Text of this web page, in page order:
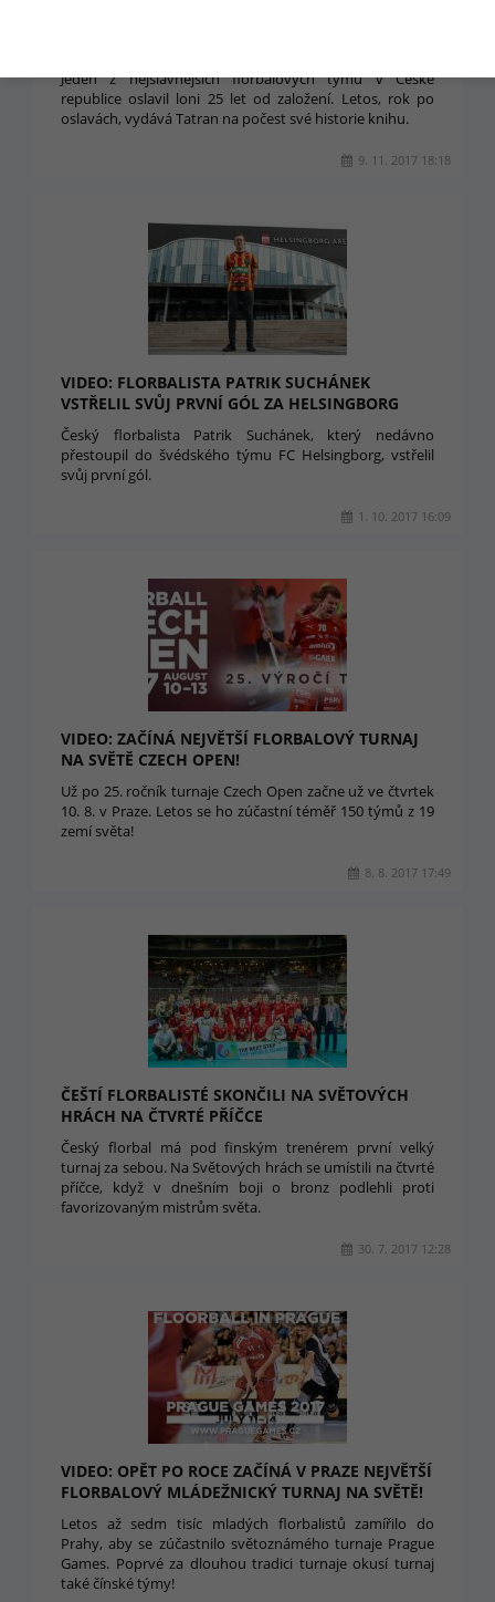
Jeden z nejslavnějších florbalových týmů v České
republice oslavil loni 25 let od založení. Letos, rok po
oslavách, vydává Tatran na počest své historie knihu.
9. 11. 2017 18:18
VIDEO: FLORBALISTA PATRIK SUCHÁNEK
VSTŘELIL SVŮJ PRVNÍ GÓL ZA HELSINGBORG
Český florbalista Patrik Suchánek, který nedávno
přestoupil do švédského týmu FC Helsingborg, vstřelil
svůj první gól.
1. 10. 2017 16:09
VIDEO: ZAČÍNÁ NEJVĚTŠÍ FLORBALOVÝ TURNAJ
NA SVĚTĚ CZECH OPEN!
Už po 25. ročník turnaje Czech Open začne už ve čtvrtek
10. 8. v Praze. Letos se ho zúčastní téměř 150 týmů z 19
zemí světa!
8. 8. 2017 17:49
ČEŠTÍ FLORBALISTÉ SKONČILI NA SVĚTOVÝCH
HRÁCH NA ČTVRTÉ PŘÍČCE
Český florbal má pod finským trenérem první velký
turnaj za sebou. Na Světových hrách se umístili na čtvrté
příčce, když v dnešním boji o bronz podlehli proti
favorizovaným mistrům světa.
30. 7. 2017 12:28
VIDEO: OPĚT PO ROCE ZAČÍNÁ V PRAZE NEJVĚTŠÍ
FLORBALOVÝ MLÁDEŽNICKÝ TURNAJ NA SVĚTĚ!
Letos až sedm tisíc mladých florbalistů zamířilo do
Prahy, aby se zúčastnilo světoznámého turnaje Prague
Games. Poprvé za dlouhou tradici turnaje okusí turnaj
také čínské týmy!